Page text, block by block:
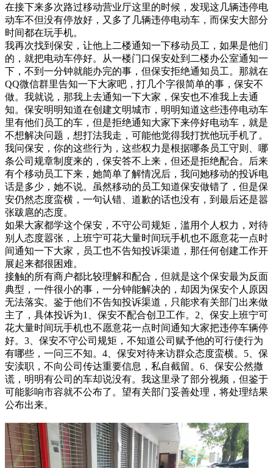
在接下来多次路过移动营业厅这里的时候，发现这几辆违停电
动车不但没有停放好，又多了几辆违停电动车，而保安大部分
时间都在玩手机。
我再次找到保安，让他上二楼通知一下移动员工，如果是他们
的，就把电动车停好。从一楼门口保安处到二楼办公室通知一
下，不到一分钟就能办完的事，但保安拒绝通知员工。那就在
QQ微信群里告知一下大家吧，打几个字很简单的事，保安不
做。我就说，那我上去通知一下大家，保安也不准我上去通
知。保安明明知道在创建文明城市，明明知道这些违停电动车
里有他们员工的车，但是拒绝通知大家下来停好电动车，就是
不想解决问题，想打法我走，可能他觉得我打扰他玩手机了。
我问保安，你的这些行为，这些权力是根据哪条员工守则、哪
条公司规章制度来的，保安答不上来，但还是拒绝配合。后来
有个移动员工下来，她简单了解情况后，我问她移动的投诉电
话是多少，她不说。虽然移动的员工知道保安做错了，但是保
安仍然态度蛮横，一句认错、道歉的话也没有，到最后还是嚣
张跋扈的态度。
如果大家都学这个保安，不守公司规矩，滥用个人权力，对待
别人态度嚣张，上班宁可花大量时间玩手机也不愿意花一点时
间通知一下大家，员工也不告知投诉渠道，那任何创建工作开
展起来都很困难。
接触的所有商户都比较理解和配合，但就是这个保安最为反面
典型，一件很小的事，一分钟能解决的，却因为保安个人原因
无法落实。鉴于他们不告知投诉渠道，只能求有关部门出来做
主了，具体投诉为1、保安不配合创卫工作。2、保安上班宁可
花大量时间玩手机也不愿意花一点时间通知大家把违停车辆停
好。3、保安不守公司规矩，不知道公司赋予他的可行使行为
有哪些，一问三不知。4、保安对待来访群众态度蛮横。5、保
安渎职，不向公司传达重要信息，私自截留。6、保安公然撒
谎，明明有公司的车却说没有。我这里录了部分视频，但鉴于
可能影响市容就不公布了。望有关部门妥善处理，将处理结果
公布出来。